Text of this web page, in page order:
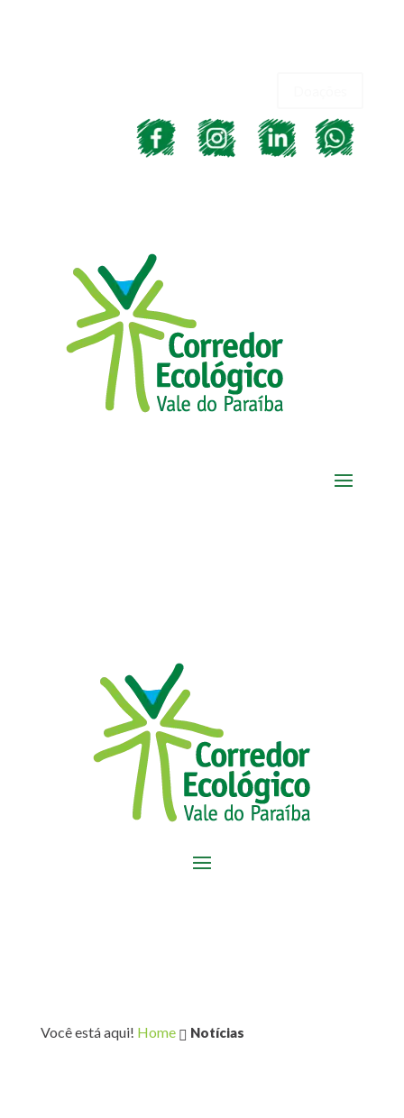
Você está aqui! Home  Notícias